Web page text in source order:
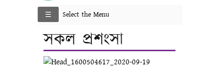
Select the Menu
সকল প্রশংসা